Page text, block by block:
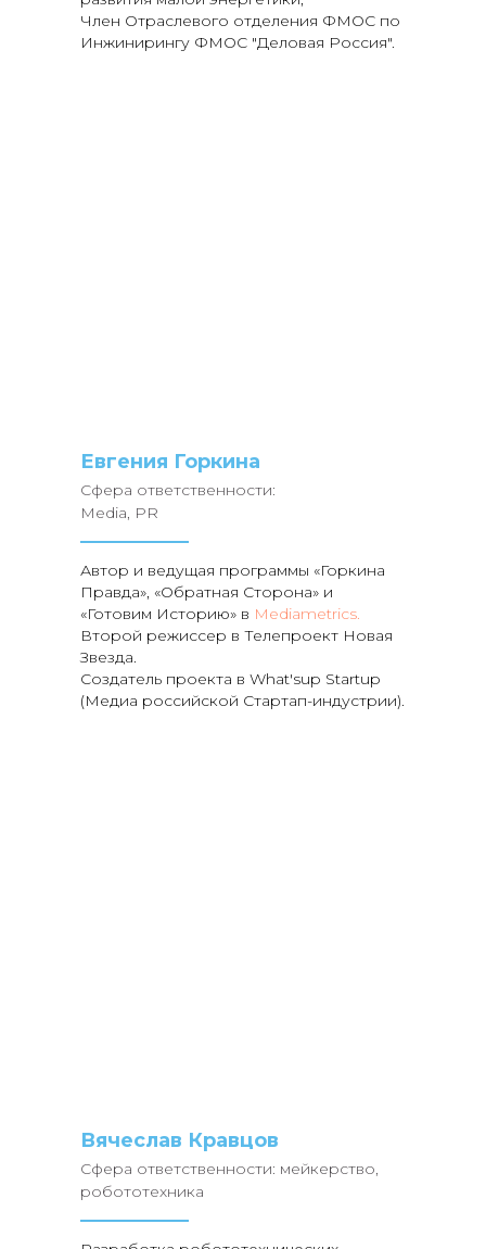
Член Отраслевого отделения ФМОС по
Инжинирингу ФМОС "Деловая Россия".
Евгения Горкина
Сфера ответственности:
Media, PR
Автор и ведущая программы «Горкина
Правда», «Обратная Сторона» и
«Готовим Историю» в Mediametrics.
Второй режиссер в Телепроект Новая
Звезда.
Создатель проекта в What'sup Startup
(Медиа российской Стартап-индустрии).
Вячеслав Кравцов
Сфера ответственности: мейкерство,
робототехника